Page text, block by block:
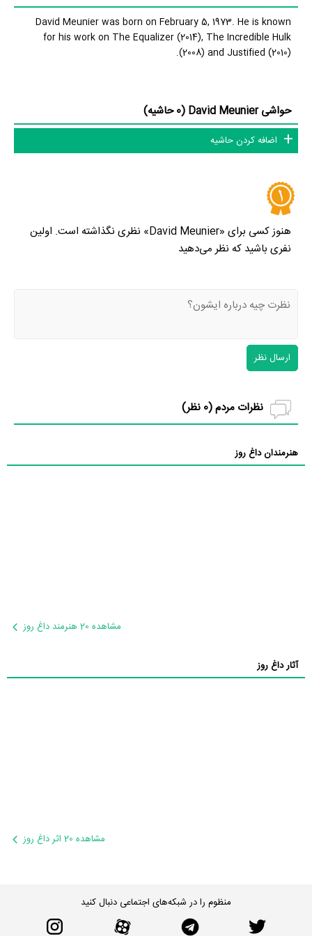
David Meunier was born on February 5, 1973. He is known
for his work on The Equalizer (2014), The Incredible Hulk
(2008) and Justified (2010).
حواشی David Meunier (0 حاشیه)
اضافه کردن حاشیه
هنوز کسی برای «David Meunier» نظری نگذاشته است. اولین
نفری باشید که نظر می‌دهید
ارسال نظر
نظرات مردم (0 نظر)
هنرمندان داغ روز
مشاهده 20 هنرمند داغ روز
آثار داغ روز
مشاهده 20 اثر داغ روز
منظوم را در شبکه‌های اجتماعی دنبال کنید